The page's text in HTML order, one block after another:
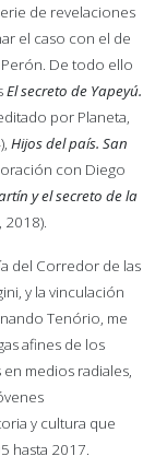
de revelaciones
el caso con el de
. De todo ello
El secreto de Yapeyú.
por Planeta,
Hijos del país. San
con Diego
y el secreto de la
2018).
del Corredor de las
y la vinculación
Tenório, me
afines de los
medios radiales,
y cultura que
hasta 2017.